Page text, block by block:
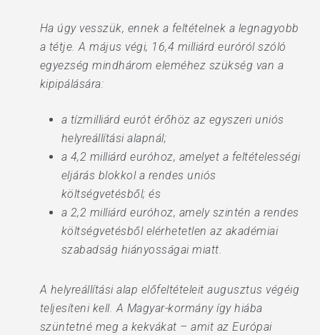
Ha úgy vesszük, ennek a feltételnek a legnagyobb
a tétje. A május végi, 16,4 milliárd euróról szóló
egyezség mindhárom eleméhez szükség van a
kipipálására:
a tízmilliárd eurót érőhöz az egyszeri uniós
helyreállítási alapnál;
a 4,2 milliárd euróhoz, amelyet a feltételességi
eljárás blokkol a rendes uniós
költségvetésből; és
a 2,2 milliárd euróhoz, amely szintén a rendes
költségvetésből elérhetetlen az akadémiai
szabadság hiányosságai miatt.
A helyreállítási alap előfeltételeit augusztus végéig
teljesíteni kell. A Magyar-kormány így hiába
szüntetné meg a kekvákat – amit az Európai